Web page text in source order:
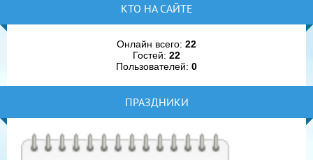
КТО НА САЙТЕ
Онлайн всего: 22
Гостей: 22
Пользователей: 0
ПРАЗДНИКИ